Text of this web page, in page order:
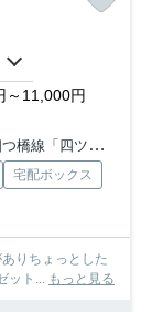
～11,000円
四ツ橋」駅 徒歩10分
宅配ボックス
りちょっとした
ット... もっと見る